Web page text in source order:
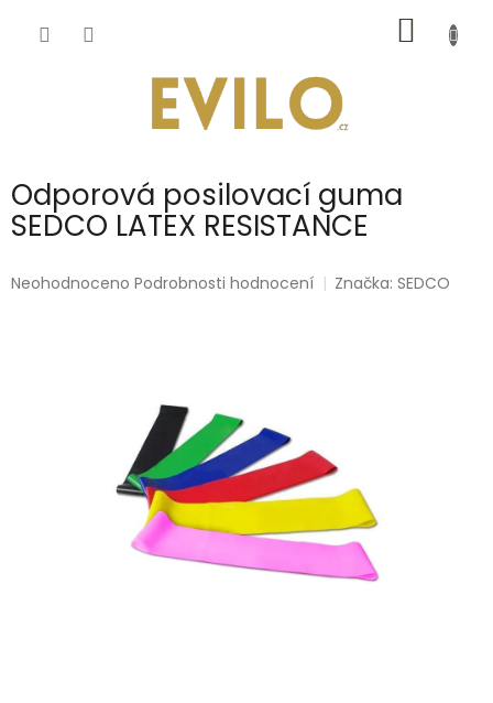
KOŠÍK
Odporová posilovací guma
SEDCO LATEX RESISTANCE
Průměrné
Neohodnoceno Podrobnosti hodnocení Značka:SEDCO